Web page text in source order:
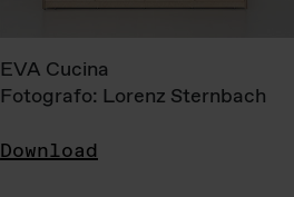
EVA Cucina
Fotografo: Lorenz Sternbach
Download